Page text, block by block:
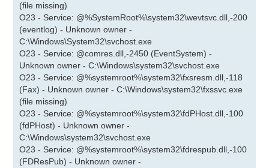
(file missing)
O23 - Service: @%SystemRoot%\system32\wevtsvc.dll,-200
(eventlog) - Unknown owner -
C:\Windows\System32\svchost.exe
O23 - Service: @comres.dll,-2450 (EventSystem) -
Unknown owner - C:\Windows\system32\svchost.exe
O23 - Service: @%systemroot%\system32\fxsresm.dll,-118
(Fax) - Unknown owner - C:\Windows\system32\fxssvc.exe
(file missing)
O23 - Service: @%systemroot%\system32\fdPHost.dll,-100
(fdPHost) - Unknown owner -
C:\Windows\system32\svchost.exe
O23 - Service: @%systemroot%\system32\fdrespub.dll,-100
(FDResPub) - Unknown owner -